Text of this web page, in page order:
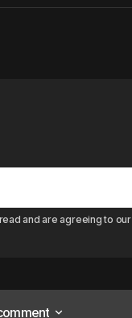
and are agreeing to our